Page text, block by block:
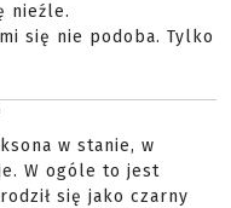
nieźle.
się nie podoba. Tylko
w stanie, w
W ogóle to jest
się jako czarny